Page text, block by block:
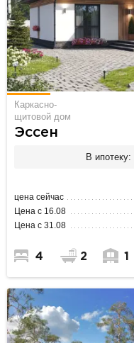
Каркасно-
щитовой дом
Эссен
В ипотеку:
цена сейчас
Цена с 16.08
Цена с 31.08
4 2 1